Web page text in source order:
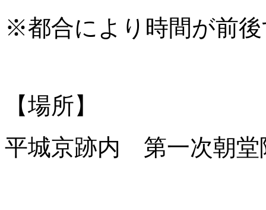
※都合により時間が前
【場所】
平城京跡内 第一次朝堂